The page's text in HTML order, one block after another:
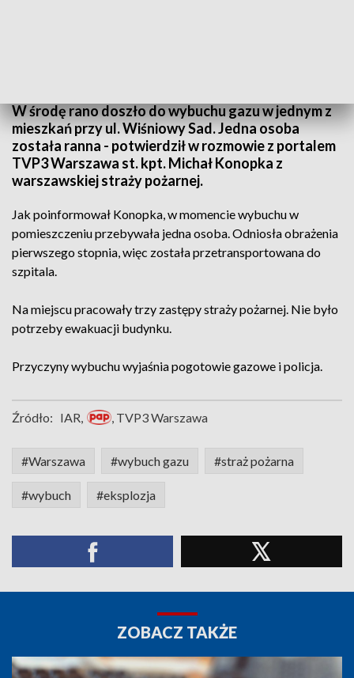
W środę rano doszło do wybuchu gazu w jednym z
mieszkań przy ul. Wiśniowy Sad. Jedna osoba
została ranna - potwierdził w rozmowie z portalem
TVP3 Warszawa st. kpt. Michał Konopka z
warszawskiej straży pożarnej.
Jak poinformował Konopka, w momencie wybuchu w
pomieszczeniu przebywała jedna osoba. Odniosła obrażenia
pierwszego stopnia, więc została przetransportowana do
szpitala.
Na miejscu pracowały trzy zastępy straży pożarnej. Nie było
potrzeby ewakuacji budynku.
Przyczyny wybuchu wyjaśnia pogotowie gazowe i policja.
Źródło: IAR, , TVP3 Warszawa
#Warszawa #wybuch gazu #straż pożarna
#wybuch #eksplozja
ZOBACZ TAKŻE